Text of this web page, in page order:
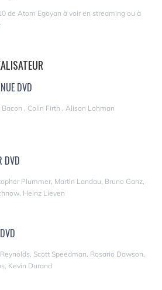
de Atom Egoyan à voir en streaming ou à
DVD
, Colin Firth , Alison Lohman
DVD
Plummer, Martin Landau, Bruno Ganz,
Heinz Lieven
Scott Speedman, Rosario Dawson,
Kevin Durand